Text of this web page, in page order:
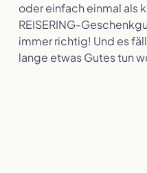
oder einfach einmal als
REISERING-
immer richtig! Und es
lange etwas Gutes tun